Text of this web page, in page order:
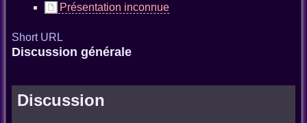
Présentation inconnue
Short URL
Discussion générale
Discussion